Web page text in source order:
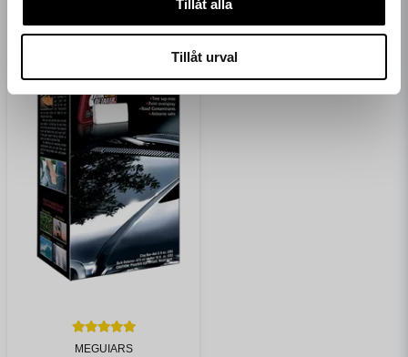
Tillåt alla
Tillåt urval
MEGUIARS